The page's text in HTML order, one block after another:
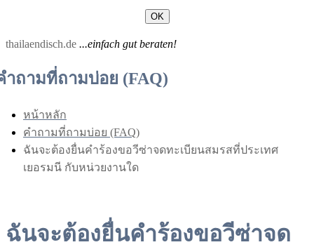
OK
thailaendisch.de ...einfach gut beraten!
ำถามที่ถามบ่อย (FAQ)
หน้าหลัก
คำถามที่ถามบ่อย (FAQ)
ฉันจะต้องยื่นคำร้องขอวีซ่าจดทะเบียนสมรสที่ประเทศ
เยอรมนี กับหน่วยงานใด
ฉันจะต้องยื่นคำร้องขอวีซ่าจด